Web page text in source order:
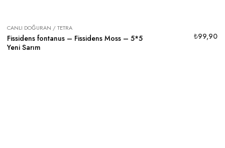
Fissidens fontanus – Fissidens Moss – 5*5
Yeni Sarım
CANLI DOĞURAN / TETRA
₺99,90